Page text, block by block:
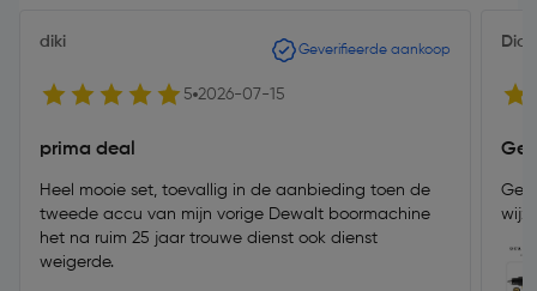
diki Geverifieerde aankoop
5 2026-07-15
prima deal
Heel mooie set, toevallig in de aanbieding toen de
tweede accu van mijn vorige Dewalt boormachine
het na ruim 25 jaar trouwe dienst ook dienst
weigerde.
Dico